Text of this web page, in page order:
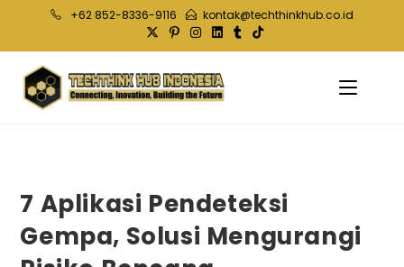
content
+62 852-8336-9116 kontak@techthinkhub.co.id
7 Aplikasi Pendeteksi
Gempa, Solusi Mengurangi